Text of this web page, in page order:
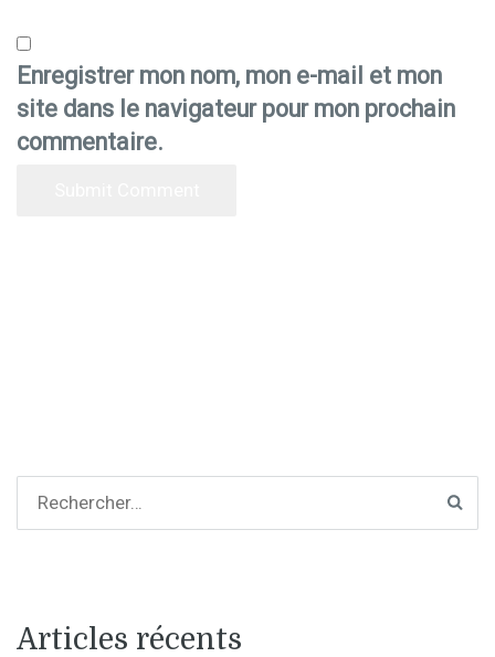
Enregistrer mon nom, mon e-mail et mon
site dans le navigateur pour mon prochain
commentaire.
Articles récents